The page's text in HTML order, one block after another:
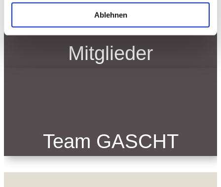
Ablehnen
Mitglieder
Team GASCHT